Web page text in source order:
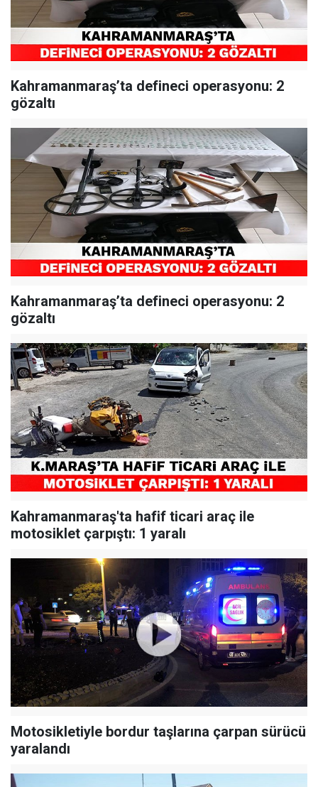
Kahramanmaraş’ta defineci operasyonu: 2
gözaltı
Kahramanmaraş’ta defineci operasyonu: 2
gözaltı
Kahramanmaraş'ta hafif ticari araç ile
motosiklet çarpıştı: 1 yaralı
Motosikletiyle bordur taşlarına çarpan sürücü
yaralandı